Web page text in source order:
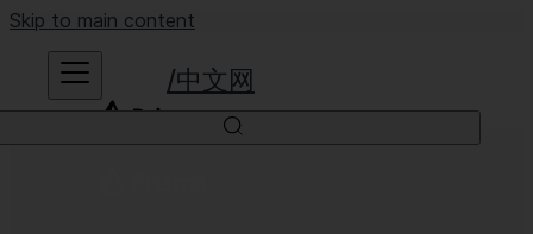
Skip to main content
中文网